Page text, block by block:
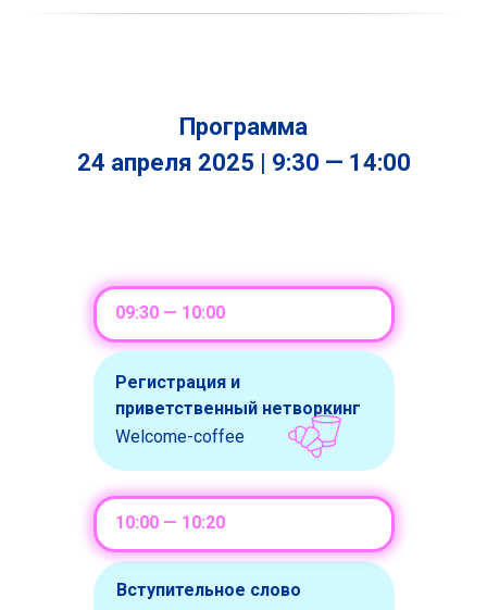
Программа
24 апреля 2025 | 9:30 — 14:00
09:30 — 10:00
Вступительное слово
Регистрация и
приветственный нетворкинг
Welcome-coffee
10:00 — 10:20